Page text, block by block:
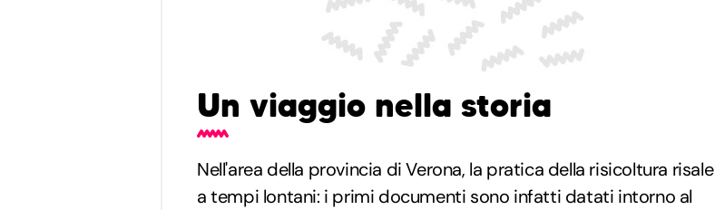
Un viaggio nella storia
Nell'area della provincia di Verona, la pratica della risicoltura risale
a tempi lontani: i primi documenti sono infatti datati intorno al